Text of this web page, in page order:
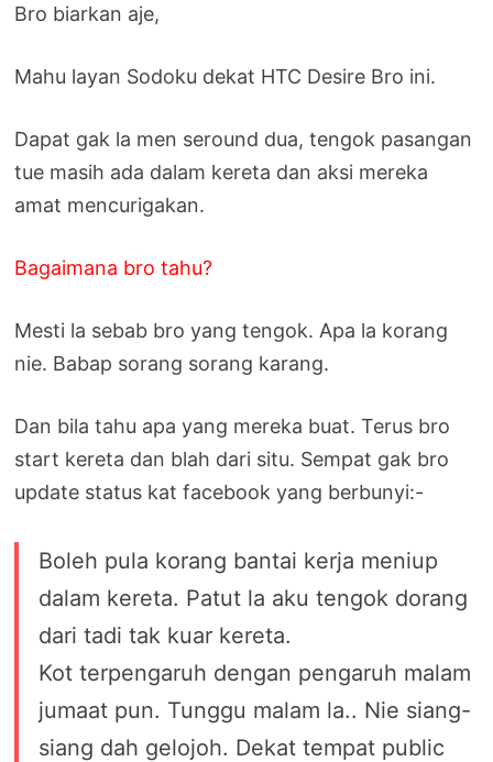
Bro biarkan aje,
Mahu layan Sodoku dekat HTC Desire Bro ini.
Dapat gak la men seround dua, tengok pasangan
tue masih ada dalam kereta dan aksi mereka
amat mencurigakan.
Bagaimana bro tahu?
Mesti la sebab bro yang tengok. Apa la korang
nie. Babap sorang sorang karang.
Dan bila tahu apa yang mereka buat. Terus bro
start kereta dan blah dari situ. Sempat gak bro
update status kat facebook yang berbunyi:-
Boleh pula korang bantai kerja meniup
dalam kereta. Patut la aku tengok dorang
dari tadi tak kuar kereta.
Kot terpengaruh dengan pengaruh malam
jumaat pun. Tunggu malam la.. Nie siang-
siang dah gelojoh. Dekat tempat public